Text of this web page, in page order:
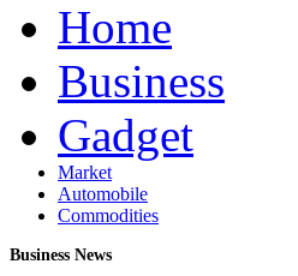
Home
Business
Gadget
Market
Automobile
Commodities
Business News